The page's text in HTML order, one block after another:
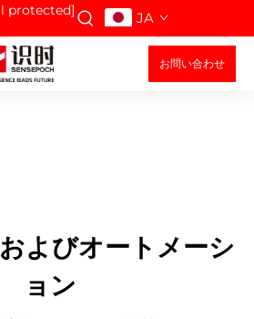
protected] JA
お問い合わせ
よびオートメーシ
ョン